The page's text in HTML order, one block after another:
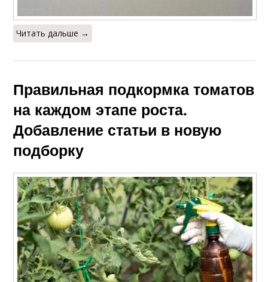
Читать дальше →
Правильная подкормка томатов
на каждом этапе роста.
Добавление статьи в новую
подборку